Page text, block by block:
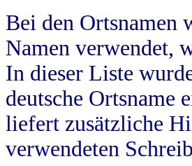
Bei den Ortsnamen
Namen verwendet,
In dieser Liste
deutsche Ortsname
liefert zusätzliche
verwendeten